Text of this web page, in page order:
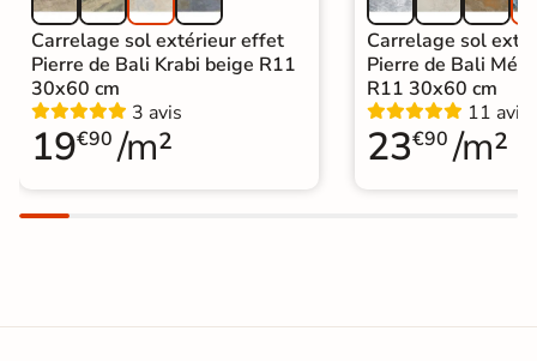
Carrelage sol extérieur effet
Pierre de Bali Krabi beige R11
30x60 cm
3 avis
19€90 /m²
Carrelage sol
Pierre de Bali
R11 30x60 cm
11 avis
23€90 /m²